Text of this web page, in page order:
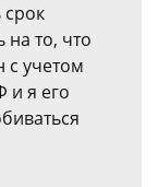
срок
на то, что
с учетом
и я его